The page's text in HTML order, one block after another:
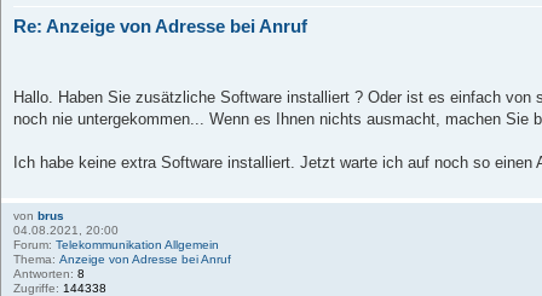
Re: Anzeige von Adresse bei Anruf
Hallo. Haben Sie zusätzliche Software installiert ? Oder ist es einfach von
noch nie untergekommen... Wenn es Ihnen nichts ausmacht, machen Sie
Ich habe keine extra Software installiert. Jetzt warte ich auf noch so einen
von brus
04.08.2021, 20:00
Forum: Telekommunikation Allgemein
Thema: Anzeige von Adresse bei Anruf
Antworten: 8
Zugriffe: 144338